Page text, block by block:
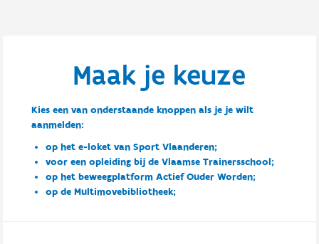
Maak je keuze
Kies een van onderstaande knoppen als je je wilt
aanmelden:
op het e-loket van Sport Vlaanderen;
voor een opleiding bij de Vlaamse Trainersschool;
op het beweegplatform Actief Ouder Worden;
op de Multimovebibliotheek;